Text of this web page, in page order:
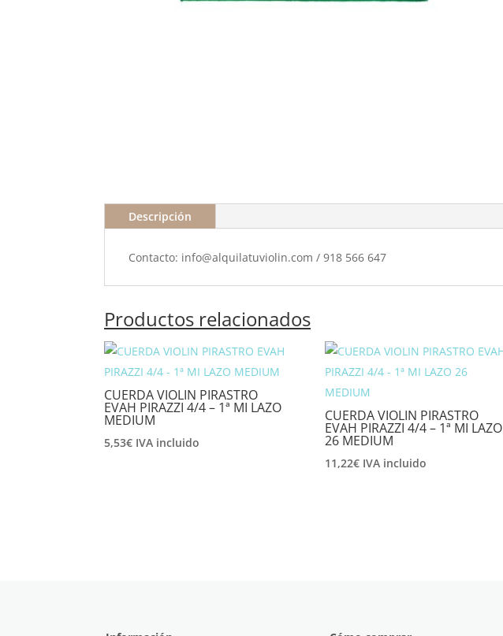
Descripción
Contacto: info@alquilatuviolin.com / 918 566 647
Productos relacionados
CUERDA VIOLIN PIRASTRO
EVAH PIRAZZI 4/4 – 1ª MI LAZO
MEDIUM
5,53€ IVA incluido
CUERDA VIOLIN PIRASTRO
EVAH PIRAZZI 4/4 – 1ª MI LAZO
26 MEDIUM
11,22€ IVA incluido